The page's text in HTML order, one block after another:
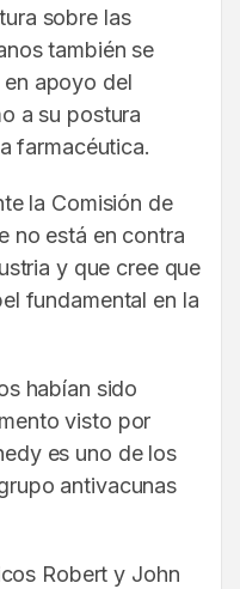
sobre las
también se
apoyo del
a su postura
farmacéutica.
la Comisión de
no está en contra
y que cree que
fundamental en la
habían sido
visto por
es uno de los
antivacunas
Robert y John